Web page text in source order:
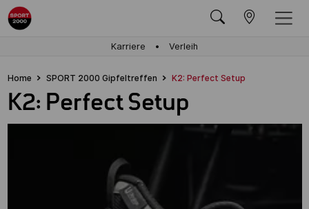
Karriere Verleih
Home SPORT 2000 Gipfeltreffen K2: Perfect Setup
K2: Perfect Setup